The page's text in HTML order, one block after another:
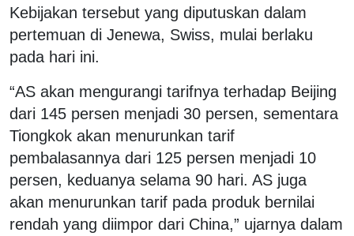
Kebijakan tersebut yang diputuskan dalam
pertemuan di Jenewa, Swiss, mulai berlaku
pada hari ini.
“AS akan mengurangi tarifnya terhadap Beijing
dari 145 persen menjadi 30 persen, sementara
Tiongkok akan menurunkan tarif
pembalasannya dari 125 persen menjadi 10
persen, keduanya selama 90 hari. AS juga
akan menurunkan tarif pada produk bernilai
rendah yang diimpor dari China,” ujarnya dalam